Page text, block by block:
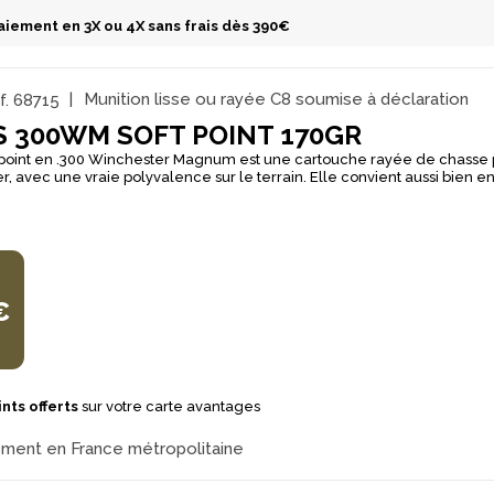
en 3X ou 4X sans frais dès 390€
68715 Munition lisse ou rayée C8 soumise à déclaration
300WM SOFT POINT 170GR
en .300 Winchester Magnum est une cartouche rayée de
avec une vraie polyvalence sur le terrain. Elle convient aussi bien
ou à l’affût, lorsque l’on recherche une munition régulière et
d’énergie efficace, et TS Jacket pour soutenir la précision tout en
favorise un champignonnage fiable et un comportement constant
constitue un choix sûr pour le chasseur qui veut une balle
gibiers moyens à lourds.
offerts sur votre carte avantages
en France métropolitaine